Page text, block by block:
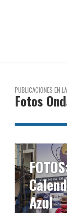
PUBLICACIONES EN
Fotos
Azul